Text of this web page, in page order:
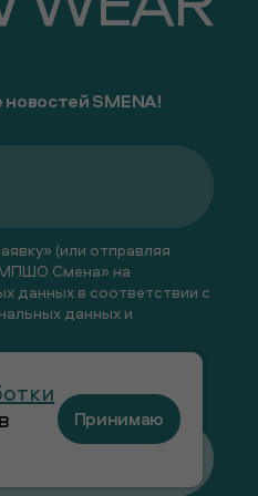
новостей SMENA!
(или отправляя
Смена» на
данных в соответствии с
данных и
Принимаю